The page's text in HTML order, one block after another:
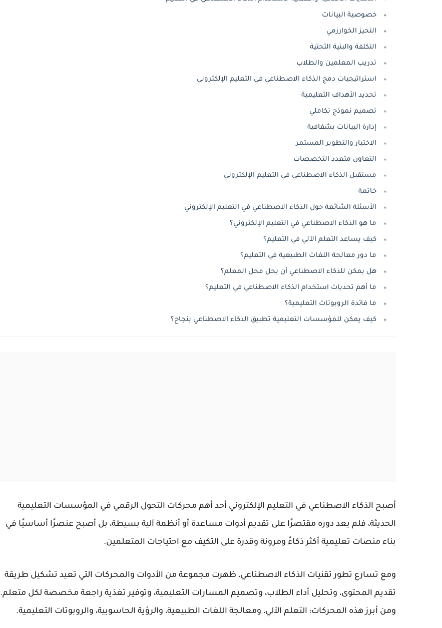
خصوصية البيانات
التحيز الخوارزمي
التكلفة والبنية التحتية
تدريب المعلمين والطلاب
استراتيجيات دمج الذكاء الاصطناعي في التعليم الإلكتروني
تحديد الأهداف التعليمية
تصميم نموذج تكاملي
إدارة البيانات بشفافية
الاختبار والتطوير المستمر
التعاون متعدد التخصصات
مستقبل الذكاء الاصطناعي في التعليم الإلكتروني
خاتمة
الأسئلة الشائعة حول الذكاء الاصطناعي في التعليم الإلكتروني
ما هو الذكاء الاصطناعي في التعليم الإلكتروني؟
كيف يساعد التعلم الآلي في التعليم؟
ما دور معالجة اللغات الطبيعية في التعليم؟
هل يمكن للذكاء الاصطناعي أن يحل محل المعلم؟
ما أهم تحديات استخدام الذكاء الاصطناعي في التعليم؟
ما فائدة الروبوتات التعليمية؟
كيف يمكن للمؤسسات التعليمية تطبيق الذكاء الاصطناعي بنجاح؟
أصبح الذكاء الاصطناعي في التعليم الإلكتروني أحد أهم محركات التحول الرقمي في المؤسسات التعليمية
الحديثة، فلم يعد دوره مقتصرًا على تقديم أدوات مساعدة أو أنظمة آلية بسيطة، بل أصبح عنصرًا أساسيًا في
بناء منصات تعليمية أكثر ذكاءً ومرونة وقدرة على التكيف مع احتياجات المتعلمين.
ومع تسارع تطور تقنيات الذكاء الاصطناعي، ظهرت مجموعة من الأدوات والمحركات التي تعيد تشكيل طريقة
تقديم المحتوى، وتحليل أداء الطلاب، وتصميم المسارات التعليمية، وتوفير تغذية راجعة مخصصة لكل متعلم.
ومن أبرز هذه المحركات: التعلم الآلي، ومعالجة اللغات الطبيعية، والرؤية الحاسوبية، والروبوتات التعليمية.